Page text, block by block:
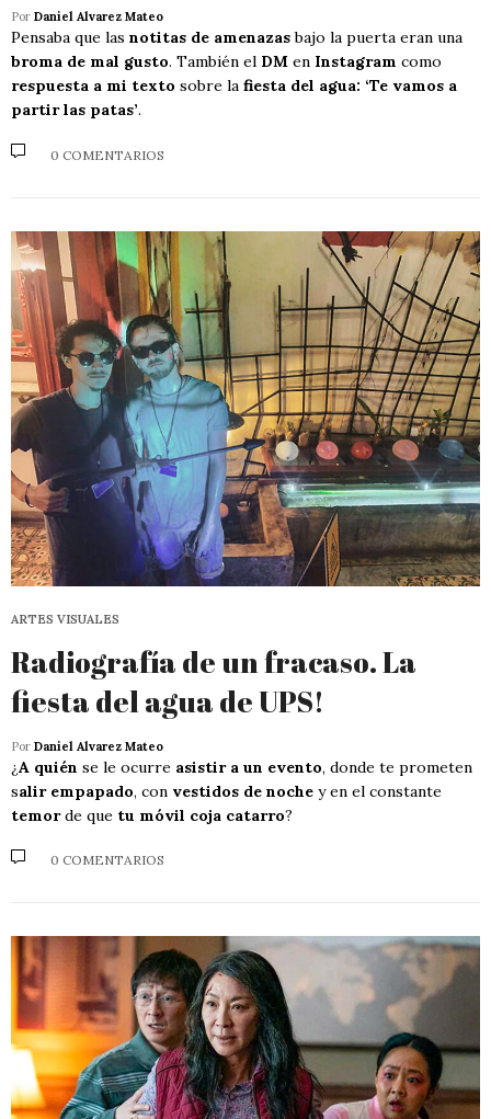
Por Daniel Alvarez Mateo
Pensaba que las notitas de amenazasbajo la puerta eran una
broma de mal gusto. También el DM en Instagram como
respuesta a mi texto sobre la fiesta del agua: ‘Te vamos a
partir las patas’.
0 COMENTARIOS
ARTES VISUALES
Radiografía de un fracaso. La
fiesta del agua de UPS!
Por Daniel Alvarez Mateo
¿A quién se le ocurre asistir a un evento, donde te prometen
salir empapado, con vestidos de noche y en el constante
temorde que tu móvil coja catarro?
0 COMENTARIOS